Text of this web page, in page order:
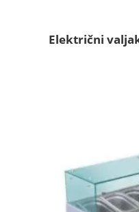
Električni